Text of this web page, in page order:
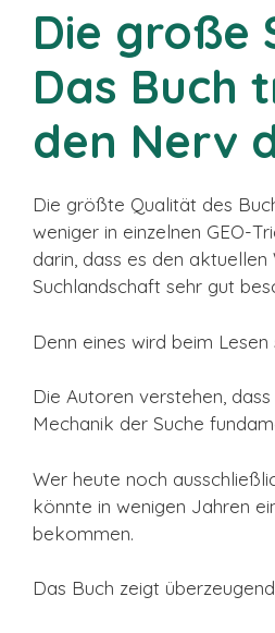
Die große
Das Buch
den Nerv
Die größte Qualität des
weniger in einzelnen GEO-
darin, dass es den aktuellen
Suchlandschaft sehr gut
Denn eines wird beim Lesen
Die Autoren verstehen,
Mechanik der Suche
Wer heute noch
könnte in wenigen Jahren
bekommen.
Das Buch zeigt